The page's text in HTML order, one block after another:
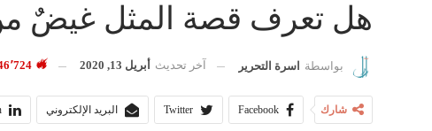
هل تعرف قصة المثل غيضٌ
بواسطة اسرة التحرير آخر تحديث أبريل 13, 2020
شارك Facebook
Twitter البريد الإلكتروني